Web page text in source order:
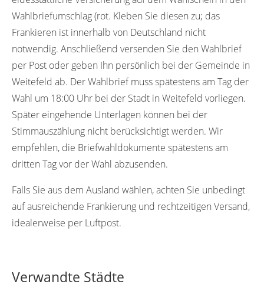
Wahlbriefumschlag (rot. Kleben Sie diesen zu; das
Frankieren ist innerhalb von Deutschland nicht
notwendig. Anschließend versenden Sie den Wahlbrief
per Post oder geben Ihn persönlich bei der Gemeinde in
Weitefeld ab. Der Wahlbrief muss spätestens am Tag der
Wahl um 18:00 Uhr bei der Stadt in Weitefeld vorliegen.
Später eingehende Unterlagen können bei der
Stimmauszählung nicht berücksichtigt werden. Wir
empfehlen, die Briefwahldokumente spätestens am
dritten Tag vor der Wahl abzusenden.
Falls Sie aus dem Ausland wählen, achten Sie unbedingt
auf ausreichende Frankierung und rechtzeitigen Versand,
idealerweise per Luftpost.
Verwandte Städte